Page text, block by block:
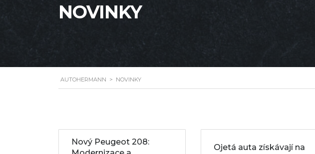
NOVINKY
AUTOHERMANN > NOVINKY
Nový Peugeot 208:
Ojetá auta získávají na